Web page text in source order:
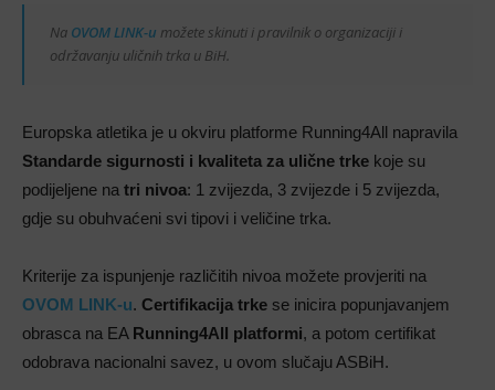
Na OVOM LINK-u možete skinuti i pravilnik o organizaciji i
održavanju uličnih trka u BiH.
Europska atletika je u okviru platforme Running4All napravila
Standarde sigurnosti i kvaliteta za ulične trke koje su
podijeljene na tri nivoa: 1 zvijezda, 3 zvijezde i 5 zvijezda,
gdje su obuhvaćeni svi tipovi i veličine trka.
Kriterije za ispunjenje različitih nivoa možete provjeriti na
OVOM LINK-u. Certifikacija trke se inicira popunjavanjem
obrasca na EA Running4All platformi, a potom certifikat
odobrava nacionalni savez, u ovom slučaju ASBiH.